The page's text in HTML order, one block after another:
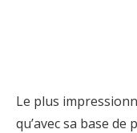
Le plus
qu’avec sa base